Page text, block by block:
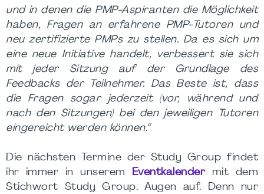
und in denen die PMP-Aspiranten die Möglichkeit
haben, Fragen an erfahrene PMP-Tutoren und
neu zertifizierte PMPs zu stellen. Da es sich um
eine neue Initiative handelt, verbessert sie sich
mit jeder Sitzung auf der Grundlage des
Feedbacks der Teilnehmer. Das Beste ist, dass
die Fragen sogar jederzeit (vor, während und
nach den Sitzungen) bei den jeweiligen Tutoren
eingereicht werden können.“
Die nächsten Termine der Study Group findet
ihr immer in unserem
Eventkalender
mit dem
Stichwort Study Group. Augen auf. Denn nur